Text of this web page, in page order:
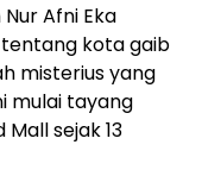
Afni Eka
tentang kota gaib
misterius yang
mulai tayang
Mall sejak 13